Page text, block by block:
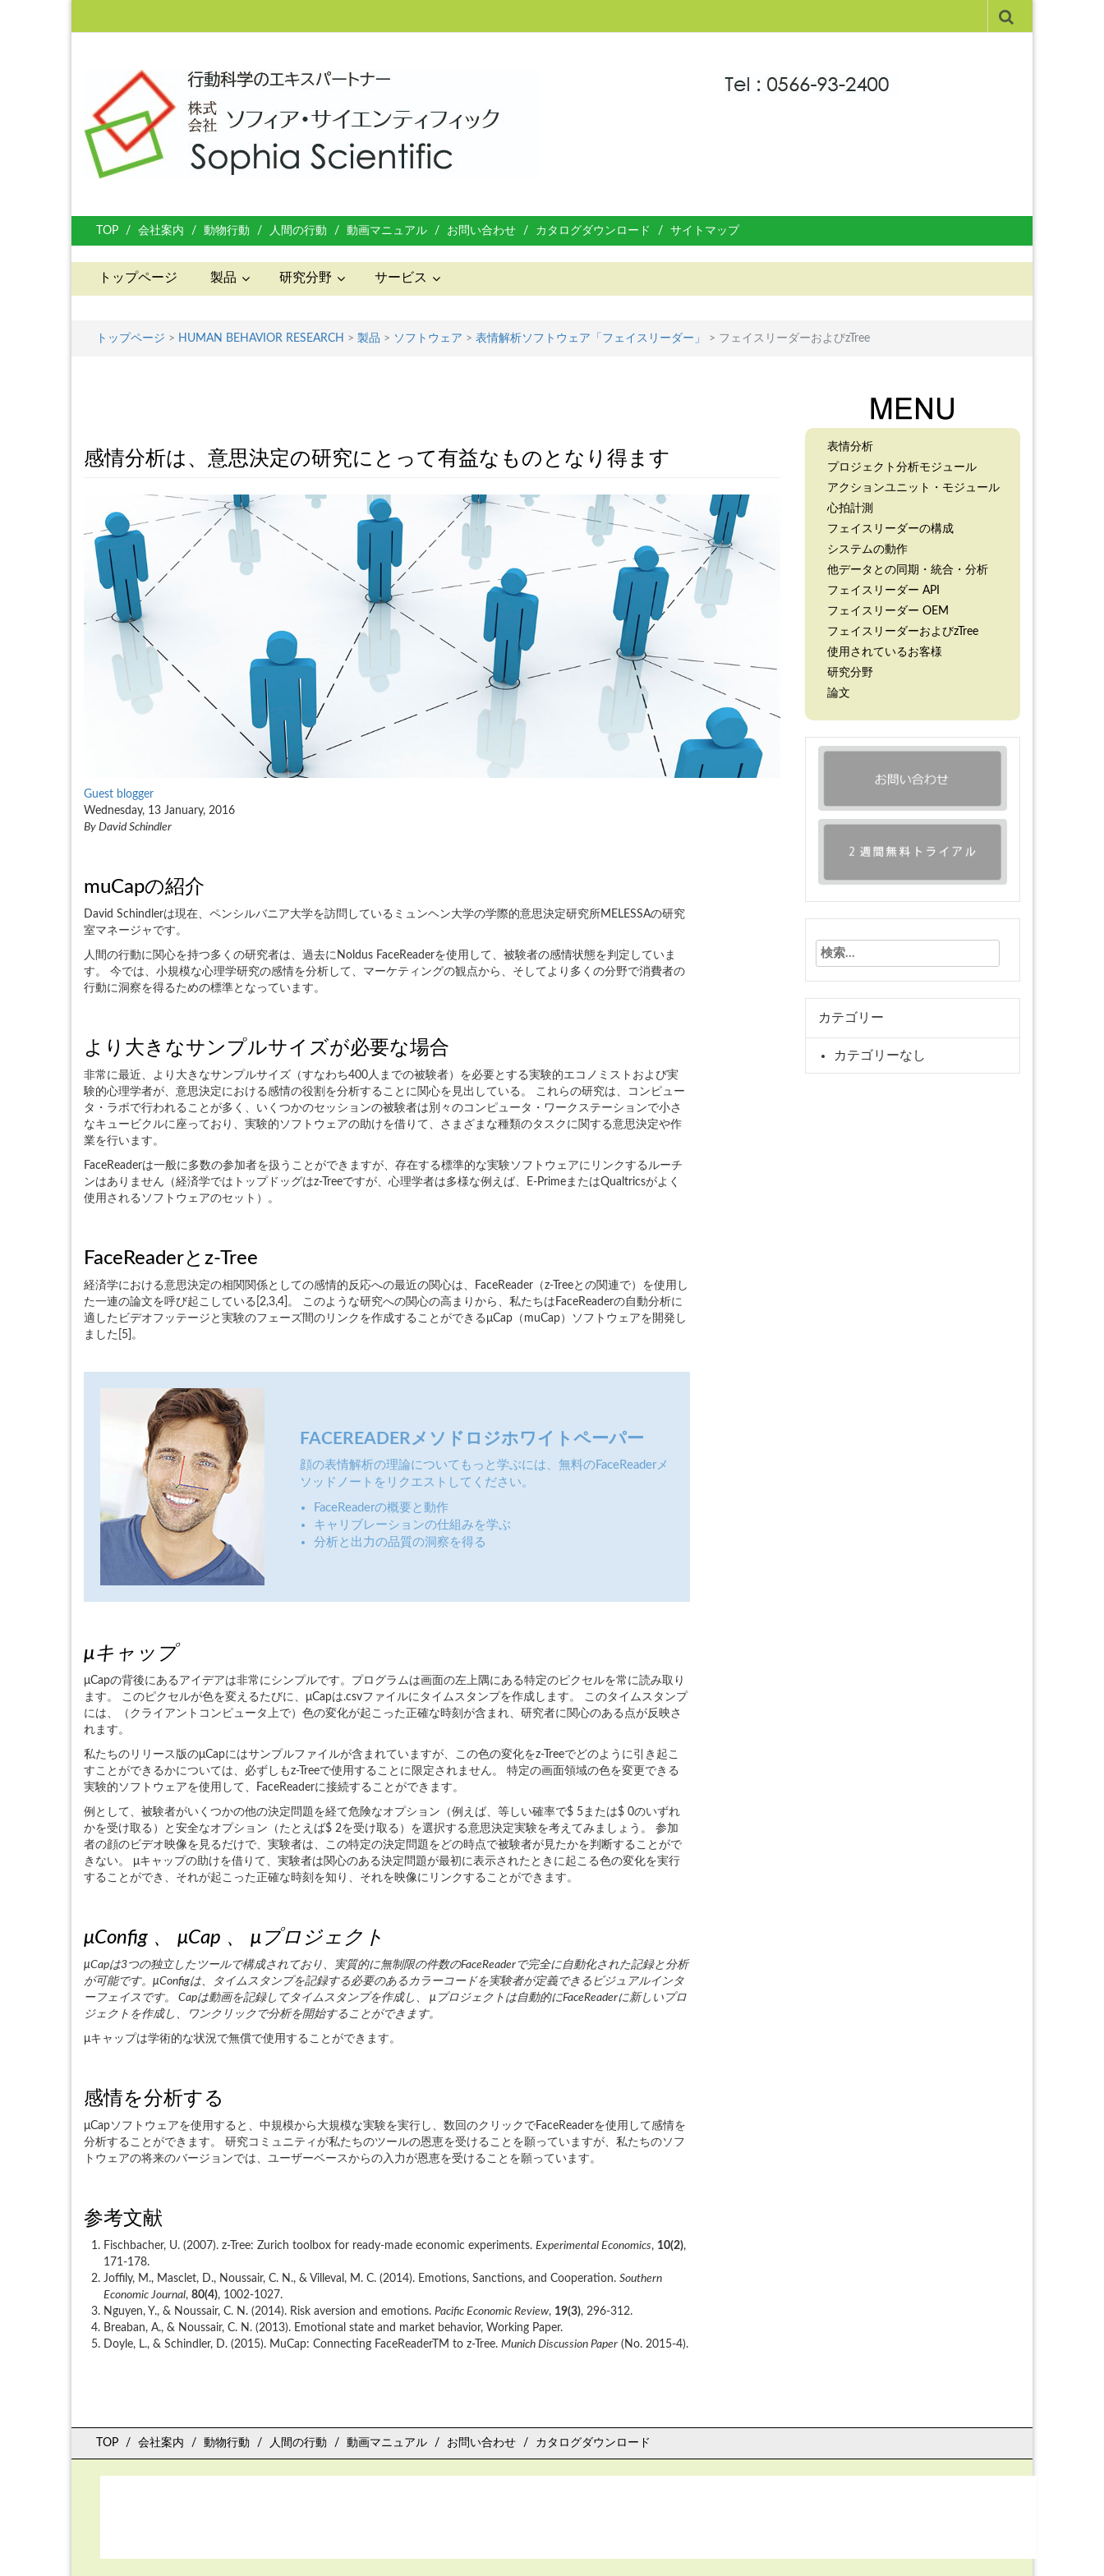
TOP 会社案内 動物行動 人間の行動 動画マニュアル お問い合わせ カタログダウンロード サイトマップ
トップページ 製品 研究分野 サービス
トップページ > HUMAN BEHAVIOR RESEARCH > 製品 > ソフトウェア > 表情解析ソフトウェア「フェイスリーダー」 > フェイスリーダーおよびzTree
感情分析は、意思決定の研究にとって有益なものとなり得ます
Guest blogger
Wednesday, 13 January, 2016
By David Schindler
muCapの紹介
David Schindlerは現在、ペンシルバニア大学を訪問しているミュンヘン大学の学際的意思決定研究所MELESSAの研究
室マネージャです。
人間の行動に関心を持つ多くの研究者は、過去にNoldus FaceReaderを使用して、被験者の感情状態を判定していま
す。 今では、小規模な心理学研究の感情を分析して、マーケティングの観点から、そしてより多くの分野で消費者の
行動に洞察を得るための標準となっています。
より大きなサンプルサイズが必要な場合
非常に最近、より大きなサンプルサイズ（すなわち400人までの被験者）を必要とする実験的エコノミストおよび実
験的心理学者が、意思決定における感情の役割を分析することに関心を見出している。 これらの研究は、コンピュー
タ・ラボで行われることが多く、いくつかのセッションの被験者は別々のコンピュータ・ワークステーションで小さ
なキュービクルに座っており、実験的ソフトウェアの助けを借りて、さまざまな種類のタスクに関する意思決定や作
業を行います。
FaceReaderは一般に多数の参加者を扱うことができますが、存在する標準的な実験ソフトウェアにリンクするルーチ
ンはありません（経済学ではトップドッグはz-Treeですが、心理学者は多様な例えば、E-PrimeまたはQualtricsがよく
使用されるソフトウェアのセット）。
FaceReaderとz-Tree
経済学における意思決定の相関関係としての感情的反応への最近の関心は、FaceReader（z-Treeとの関連で）を使用し
た一連の論文を呼び起こしている[2,3,4]。 このような研究への関心の高まりから、私たちはFaceReaderの自動分析に
適したビデオフッテージと実験のフェーズ間のリンクを作成することができるμCap（muCap）ソフトウェアを開発し
ました[5]。
FACEREADERメソドロジホワイトペーパー
顔の表情解析の理論についてもっと学ぶには、無料のFaceReaderメ
ソッドノートをリクエストしてください。
FaceReaderの概要と動作
キャリブレーションの仕組みを学ぶ
分析と出力の品質の洞察を得る
μキャップ
μCapの背後にあるアイデアは非常にシンプルです。プログラムは画面の左上隅にある特定のピクセルを常に読み取り
ます。 このピクセルが色を変えるたびに、μCapは.csvファイルにタイムスタンプを作成します。 このタイムスタンプ
には、（クライアントコンピュータ上で）色の変化が起こった正確な時刻が含まれ、研究者に関心のある点が反映さ
れます。
私たちのリリース版のμCapにはサンプルファイルが含まれていますが、この色の変化をz-Treeでどのように引き起こ
すことができるかについては、必ずしもz-Treeで使用することに限定されません。 特定の画面領域の色を変更できる
実験的ソフトウェアを使用して、FaceReaderに接続することができます。
例として、被験者がいくつかの他の決定問題を経て危険なオプション（例えば、等しい確率で$ 5または$ 0のいずれ
かを受け取る）と安全なオプション（たとえば$ 2を受け取る）を選択する意思決定実験を考えてみましょう。 参加
者の顔のビデオ映像を見るだけで、実験者は、この特定の決定問題をどの時点で被験者が見たかを判断することがで
きない。 μキャップの助けを借りて、実験者は関心のある決定問題が最初に表示されたときに起こる色の変化を実行
することができ、それが起こった正確な時刻を知り、それを映像にリンクすることができます。
μConfig 、 μCap 、 μプロジェクト
μCapは3つの独立したツールで構成されており、実質的に無制限の件数のFaceReaderで完全に自動化された記録と分析
が可能です。μConfigは、タイムスタンプを記録する必要のあるカラーコードを実験者が定義できるビジュアルインタ
ーフェイスです。 Capは動画を記録してタイムスタンプを作成し、 μプロジェクトは自動的にFaceReaderに新しいプロ
ジェクトを作成し、ワンクリックで分析を開始することができます。
μキャップは学術的な状況で無償で使用することができます。
感情を分析する
μCapソフトウェアを使用すると、中規模から大規模な実験を実行し、数回のクリックでFaceReaderを使用して感情を
分析することができます。 研究コミュニティが私たちのツールの恩恵を受けることを願っていますが、私たちのソフ
トウェアの将来のバージョンでは、ユーザーベースからの入力が恩恵を受けることを願っています。
参考文献
Fischbacher, U. (2007). z-Tree: Zurich toolbox for ready-made economic experiments. Experimental Economics, 10(2),
171-178.
Joffily, M., Masclet, D., Noussair, C. N., & Villeval, M. C. (2014). Emotions, Sanctions, and Cooperation. Southern
Economic Journal, 80(4), 1002-1027.
Nguyen, Y., & Noussair, C. N. (2014). Risk aversion and emotions. Pacific Economic Review, 19(3), 296-312.
Breaban, A., & Noussair, C. N. (2013). Emotional state and market behavior, Working Paper.
Doyle, L., & Schindler, D. (2015). MuCap: Connecting FaceReaderTM to z-Tree. Munich Discussion Paper (No. 2015-4).
表情分析
プロジェクト分析モジュール
アクションユニット・モジュール
心拍計測
フェイスリーダーの構成
システムの動作
他データとの同期・統合・分析
フェイスリーダー API
フェイスリーダー OEM
フェイスリーダーおよびzTree
使用されているお客様
研究分野
論文
カテゴリー
カテゴリーなし
TOP 会社案内 動物行動 人間の行動 動画マニュアル お問い合わせ カタログダウンロード